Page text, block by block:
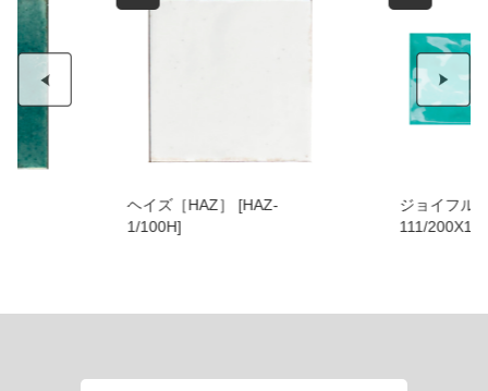
ヘイズ［HAZ］ [HAZ-
1/100H]
ジョイフル［
111/